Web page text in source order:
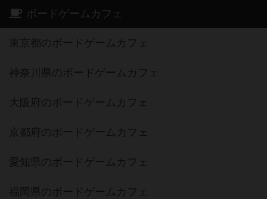
ボードゲームカフェ
東京都のボードゲームカフェ
神奈川県のボードゲームカフェ
大阪府のボードゲームカフェ
京都府のボードゲームカフェ
愛知県のボードゲームカフェ
福岡県のボードゲームカフェ